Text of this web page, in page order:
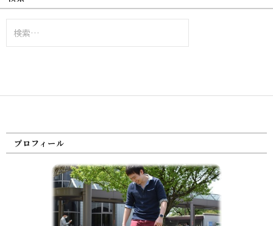
索:
プロフィール